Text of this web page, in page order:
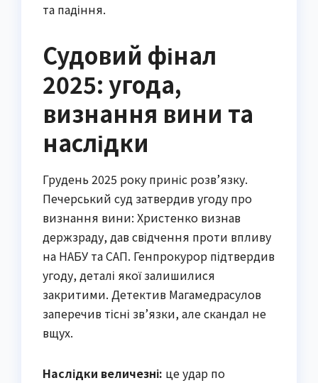
та падіння.
Судовий фінал
2025: угода,
визнання вини та
наслідки
Грудень 2025 року приніс розв’язку.
Печерський суд затвердив угоду про
визнання вини: Христенко визнав
держзраду, дав свідчення проти впливу
на НАБУ та САП. Генпрокурор підтвердив
угоду, деталі якої залишилися
закритими. Детектив Магамедрасулов
заперечив тісні зв’язки, але скандал не
вщух.
Наслідки величезні: це удар по